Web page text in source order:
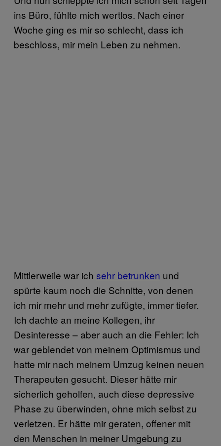
ins Büro, fühlte mich wertlos. Nach einer
Woche ging es mir so schlecht, dass ich
beschloss, mir mein Leben zu nehmen.
Mittlerweile war ich sehr betrunken und
spürte kaum noch die Schnitte, von denen
ich mir mehr und mehr zufügte, immer tiefer.
Ich dachte an meine Kollegen, ihr
Desinteresse – aber auch an die Fehler: Ich
war geblendet von meinem Optimismus und
hatte mir nach meinem Umzug keinen neuen
Therapeuten gesucht. Dieser hätte mir
sicherlich geholfen, auch diese depressive
Phase zu überwinden, ohne mich selbst zu
verletzen. Er hätte mir geraten, offener mit
den Menschen in meiner Umgebung zu